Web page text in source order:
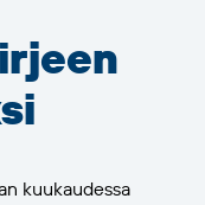
kuukaudessa